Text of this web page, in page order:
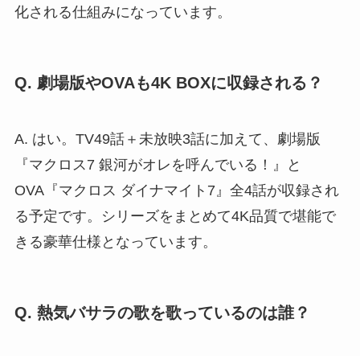
化される仕組みになっています。
Q. 劇場版やOVAも4K BOXに収録される？
A. はい。TV49話＋未放映3話に加えて、劇場版
『マクロス7 銀河がオレを呼んでいる！』と
OVA『マクロス ダイナマイト7』全4話が収録され
る予定です。シリーズをまとめて4K品質で堪能で
きる豪華仕様となっています。
Q. 熱気バサラの歌を歌っているのは誰？